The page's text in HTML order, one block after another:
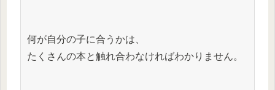
何が自分の子に合うかは、
たくさんの本と触れ合わなければわかりません。